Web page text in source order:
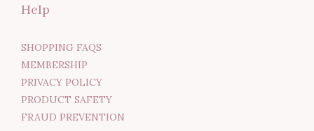
Help
SHOPPING FAQS
MEMBERSHIP
PRIVACY POLICY
PRODUCT SAFETY
FRAUD PREVENTION